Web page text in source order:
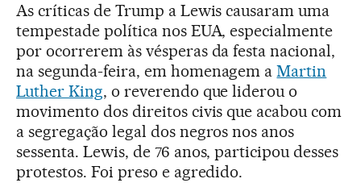
As críticas de Trump a Lewis causaram uma
tempestade política nos EUA, especialmente
por ocorrerem às vésperas da festa nacional,
na segunda-feira, em homenagem aMartin
Luther King, o reverendo que liderou o
movimento dos direitos civis que acabou com
a segregação legal dos negros nos anos
sessenta. Lewis, de 76 anos, participou desses
protestos. Foi preso e agredido.